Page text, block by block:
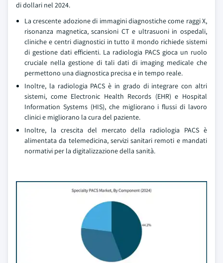
di dollari nel 2024.
La crescente adozione di immagini diagnostiche come raggi X,
risonanza magnetica, scansioni CT e ultrasuoni in ospedali,
cliniche e centri diagnostici in tutto il mondo richiede sistemi
di gestione dati efficienti. La radiologia PACS gioca un ruolo
cruciale nella gestione di tali dati di imaging medicale che
permettono una diagnostica precisa e in tempo reale.
Inoltre, la radiologia PACS è in grado di integrare con altri
sistemi, come Electronic Health Records (EHR) e Hospital
Information Systems (HIS), che migliorano i flussi di lavoro
clinici e migliorano la cura del paziente.
Inoltre, la crescita del mercato della radiologia PACS è
alimentata da telemedicina, servizi sanitari remoti e mandati
normativi per la digitalizzazione della sanità.